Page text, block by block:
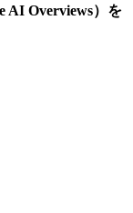
AI Overviews）を